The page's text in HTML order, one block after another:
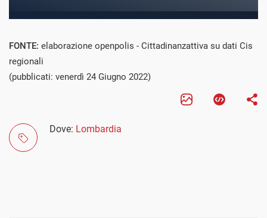
FONTE: elaborazione openpolis - Cittadinanzattiva su dati Cis
regionali
(pubblicati: venerdì 24 Giugno 2022)
Dove: Lombardia